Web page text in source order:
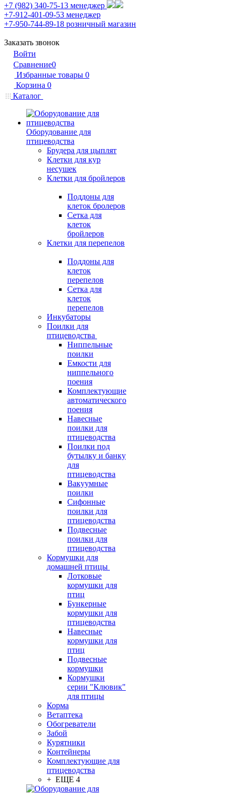
+7 (982) 340-75-13 менеджер
+7-912-401-09-53 менеджер
+7-950-744-89-18 розничный магазин
Заказать звонок
Войти
Сравнение0
Избранные товары 0
Корзина 0
Каталог
Оборудование для
птицеводства
Брудера для цыплят
Клетки для кур
несушек
Клетки для бройлеров
Поддоны для
клеток бролеров
Сетка для
клеток
бройлеров
Клетки для перепелов
Поддоны для
клеток
перепелов
Сетка для
клеток
перепелов
Инкубаторы
Поилки для
птицеводства
Ниппельные
поилки
Емкости для
ниппельного
поения
Комплектующие
автоматического
поения
Навесные
поилки для
птицеводства
Поилки под
бутылку и банку
для
птицеводства
Вакуумные
поилки
Сифонные
поилки для
птицеводства
Подвесные
поилки для
птицеводства
Кормушки для
домашней птицы
Лотковые
кормушки для
птиц
Бункерные
кормушки для
птицеводства
Навесные
кормушки для
птиц
Подвесные
кормушки
Кормушки
серии "Клювик"
для птицы
Корма
Ветаптека
Обогреватели
Забой
Курятники
Контейнеры
Комплектующие для
птицеводства
+ ЕЩЕ 4